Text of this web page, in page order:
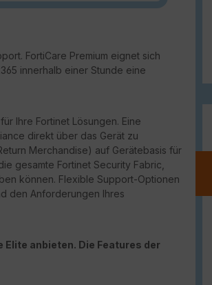
FortiCare Premium eignet sich
innerhalb einer Stunde eine
Ihre Fortinet Lösungen. Eine
direkt über das Gerät zu
Merchandise) auf Gerätebasis für
gesamte Fortinet Security Fabric,
können. Flexible Support-Optionen
den Anforderungen Ihres
anbieten. Die Features der